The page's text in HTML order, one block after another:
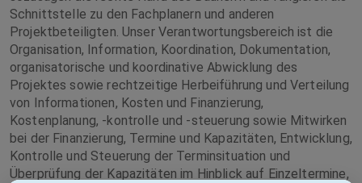
Schnittstelle zu den Fachplanern und anderen
Projektbeteiligten. Unser Verantwortungsbereich ist die
Organisation, Information, Koordination, Dokumentation,
organisatorische und koordinative Abwicklung des
Projektes sowie rechtzeitige Herbeiführung und Verteilung
von Informationen, Kosten und Finanzierung,
Kostenplanung, -kontrolle und -steuerung sowie Mitwirken
bei der Finanzierung, Termine und Kapazitäten, Entwicklung,
Kontrolle und Steuerung der Terminsituation und
Überprüfung der Kapazitäten im Hinblick auf Einzeltermine,